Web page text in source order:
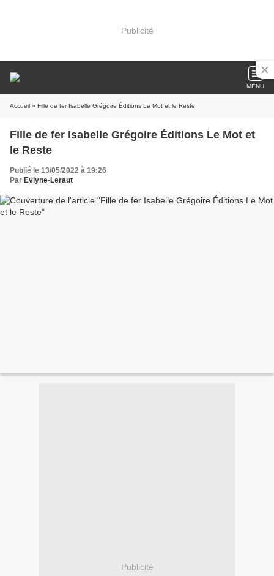
Publicité
MENU
Accueil » Fille de fer Isabelle Grégoire Éditions Le Mot et le Reste
Fille de fer Isabelle Grégoire Éditions Le Mot et
le Reste
Publié le 13/05/2022 à 19:26
Par Evlyne-Leraut
Publicité